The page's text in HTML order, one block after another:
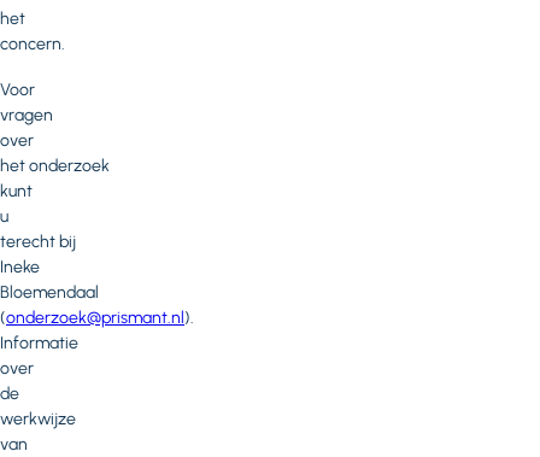
het
concern.
Voor
vragen
over
het onderzoek
kunt
u
terecht bij
Ineke
Bloemendaal
(onderzoek@prismant.nl).
Informatie
over
de
werkwijze
van